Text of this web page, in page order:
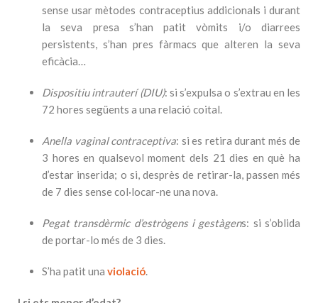
sense usar mètodes contraceptius addicionals i durant
la seva presa s’han patit vòmits i/o diarrees
persistents, s’han pres fàrmacs que alteren la seva
eficàcia…
Dispositiu intrauterí (DIU): si s’expulsa o s’extrau en les
72 hores següents a una relació coital.
Anella vaginal contraceptiva: si es retira durant més de
3 hores en qualsevol moment dels 21 dies en què ha
d’estar inserida; o si, desprès de retirar-la, passen més
de 7 dies sense col·locar-ne una nova.
Pegat transdèrmic d’estrògens i gestàgens: si s’oblida
de portar-lo més de 3 dies.
S’ha patit una violació.